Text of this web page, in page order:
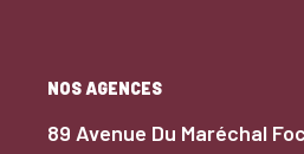
NOS AGENCES
89 Avenue Du Maréchal